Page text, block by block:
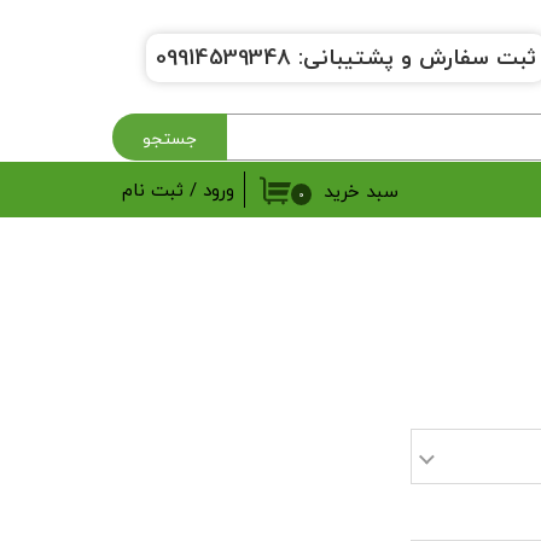
جستجو
۰ سبد خرید ورود / ثبت نام
ثبت سفارش و پشتیبانی: 09914539348